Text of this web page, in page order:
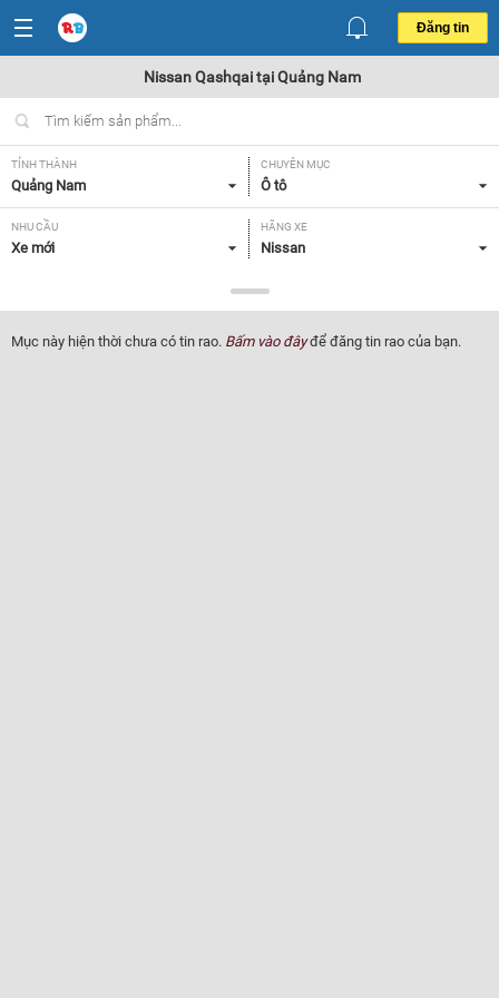
Đăng tin
Nissan Qashqai tại Quảng Nam
TỈNH THÀNH
Quảng Nam
CHUYÊN MỤC
Ô tô
NHU CẦU
Xe mới
HÃNG XE
Nissan
Qashqai
NĂM SẢN XUẤT
Tất cả
GIÁ XE XUẤT XỨ
Mục này hiện thời chưa có tin rao. Bấm vào đâyđể đăng tin rao của bạn.